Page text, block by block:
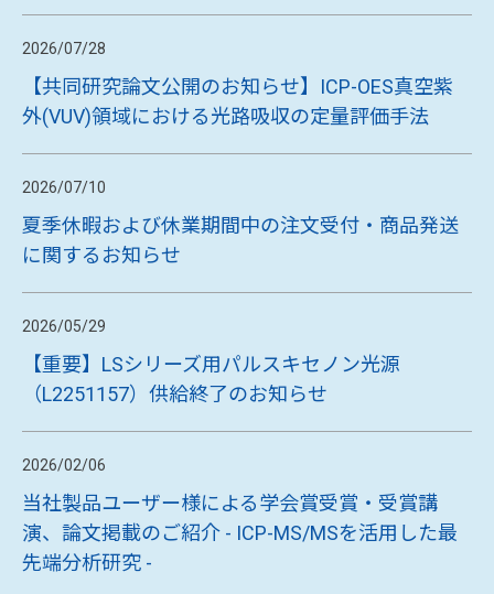
What's New
令和8年熊本地震の影響を受けられた装置について
のご案内
【共同研究論文公開のお知らせ】ICP-OES真空紫
外(VUV)領域における光路吸収の定量評価手法
2026/07/10